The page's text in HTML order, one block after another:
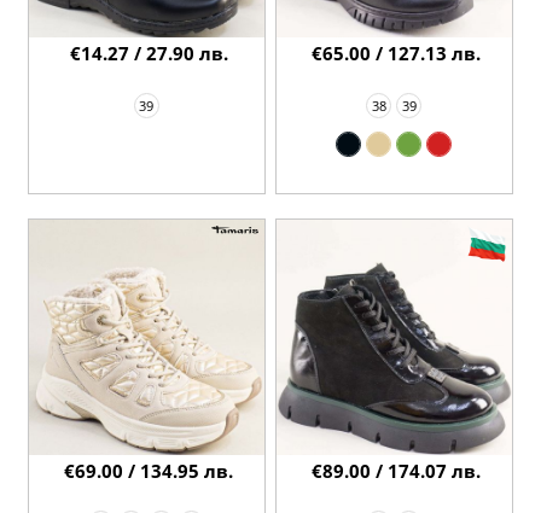
39
€14.27 / 27.90 лв.
38 39
€65.00 / 127.13 лв.
€69.00 / 134.95 лв. €89.00 / 174.07 лв.